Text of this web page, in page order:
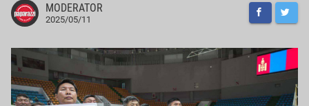
MODERATOR
2025/05/11